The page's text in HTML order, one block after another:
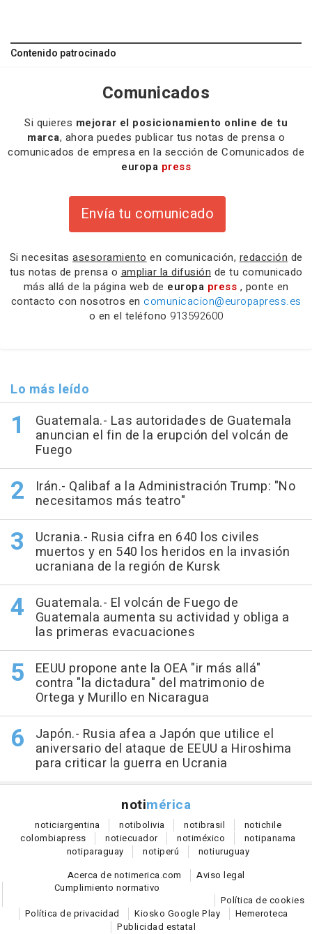
Contenido patrocinado
Comunicados
Si quieres mejorar el posicionamiento online de tu
marca, ahora puedes publicar tus notas de prensa o
comunicados de empresa en la sección de Comunicados de
europa press
Envía tu comunicado
Si necesitas asesoramiento en comunicación, redacción de
tus notas de prensa o ampliar la difusión de tu comunicado
más allá de la página web de europa press , ponte en
contacto con nosotros en comunicacion@europapress.es
o en el teléfono 913592600
Lo más leído
Guatemala.- Las autoridades de Guatemala
anuncian el fin de la erupción del volcán de
Fuego
Irán.- Qalibaf a la Administración Trump: "No
necesitamos más teatro"
Ucrania.- Rusia cifra en 640 los civiles
muertos y en 540 los heridos en la invasión
ucraniana de la región de Kursk
Guatemala.- El volcán de Fuego de
Guatemala aumenta su actividad y obliga a
las primeras evacuaciones
EEUU propone ante la OEA "ir más allá"
contra "la dictadura" del matrimonio de
Ortega y Murillo en Nicaragua
Japón.- Rusia afea a Japón que utilice el
aniversario del ataque de EEUU a Hiroshima
para criticar la guerra en Ucrania
notimérica
noticiargentina notibolivia notibrasil notichile
colombiapress notiecuador notiméxico notipanama
notiparaguay notiperú notiuruguay
Acerca de notimerica.com
Aviso legal
Cumplimiento normativo
Política de cookies
Política de privacidad
Kiosko Google Play
Hemeroteca
Publicidad estatal